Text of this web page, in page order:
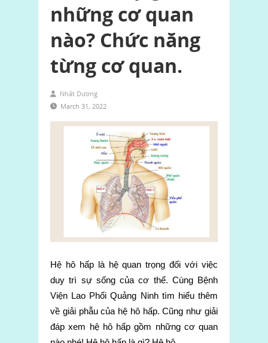
những cơ quan
nào? Chức năng
từng cơ quan.
Nhất Dương
March 31, 2022
Hệ hô hấp là hệ quan trọng đối với việc
duy trì sự sống của cơ thể. Cùng Bệnh
Viện Lao Phổi Quảng Ninh tìm hiểu thêm
về giải phẫu của hệ hô hấp. Cũng như giải
đáp xem hệ hô hấp gồm những cơ quan